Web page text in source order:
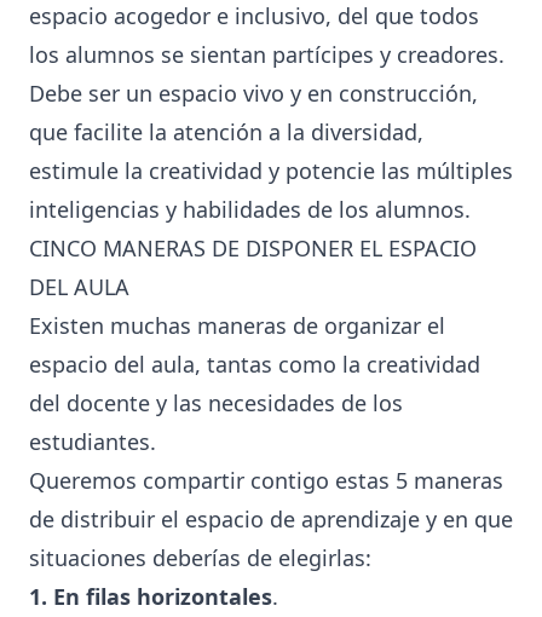
espacio acogedor e inclusivo, del que todos
los alumnos se sientan partícipes y creadores.
Debe ser un espacio vivo y en construcción,
que facilite la atención a la diversidad,
estimule la creatividad y potencie las múltiples
inteligencias y habilidades de los alumnos.
CINCO MANERAS DE DISPONER EL ESPACIO
DEL AULA
Existen muchas maneras de organizar el
espacio del aula, tantas como la creatividad
del docente y las necesidades de los
estudiantes.
Queremos compartir contigo estas 5 maneras
de distribuir el espacio de aprendizaje y en que
situaciones deberías de elegirlas:
1. En filas horizontales.